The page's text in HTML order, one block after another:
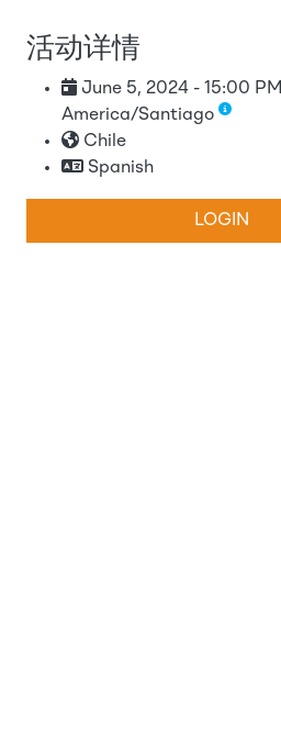
活动详情
June 5, 2024 - 15:00 PM
America/Santiago
Chile
Spanish
LOGIN